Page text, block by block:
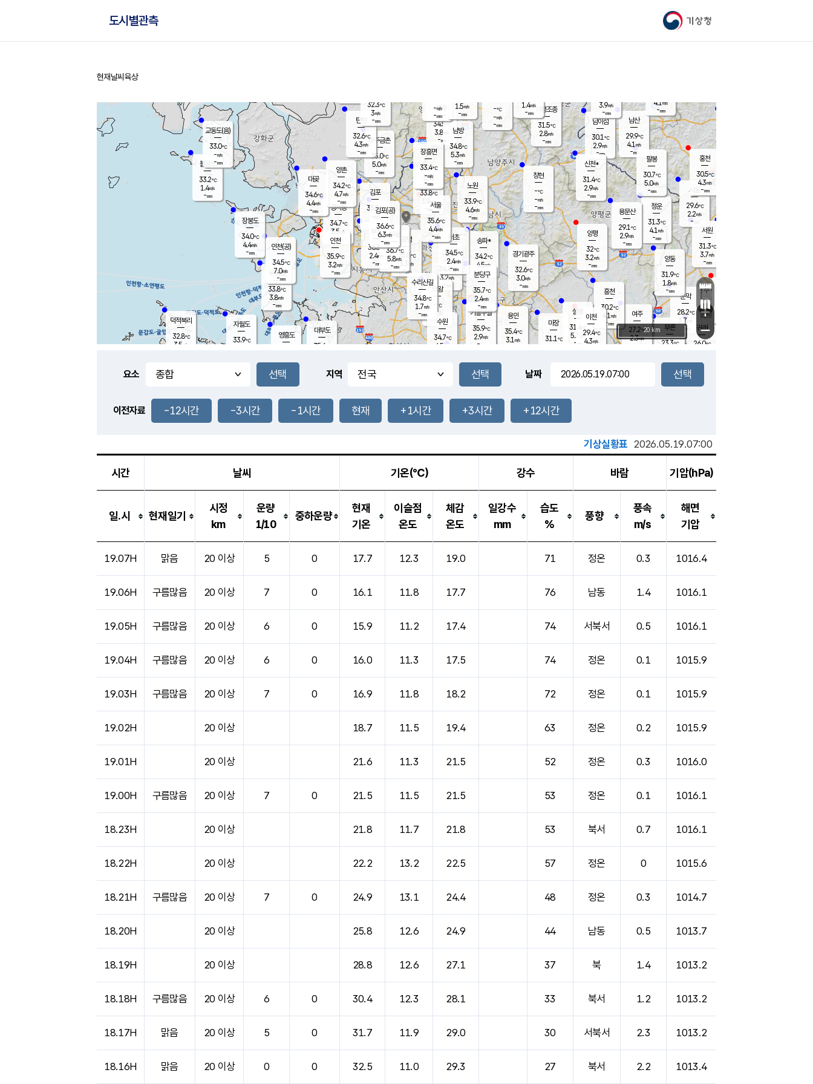
기상청
도시별관측
홈
현재날씨 육상
풍도
4.4m/s
문막
28.2℃
3.7m/s
mm
남이섬
30.1℃
2.9m/s
-mm
무의도
33.8℃
3.8m/s
-mm
영흥도
볼음도
33.2℃
1.4m/s
-mm
자월도
33.9℃
양주
34.5℃
3.8
-mm
부론
23.3℃
과천
34.4℃
3.2m/s
- mm
남산
29.9℃
4.1 m/s
-mm
장봉도
34.0℃
4.4m/s
-mm
-mm
청운
31.3℃
4.1 m/s
-mm
팔봉
30.7℃
5.0m/s
-mm
-mm
용인
35.4℃
3.1 m/s
여주
27.2℃
2.3m/s
양동
31.9℃
1.8m/s
-mm
경기광주
32.6℃
3.0m/s
-mm
장호원
3.9m/s
-mm
34.3
℃
대부도
35.6
-
경서동
34.7℃
3.5 m/s
-mm
파주금촌
35.0℃
5.0m/s
-mm
가평조종
31.5℃
2.8m/s
-mm
-℃
-m/s
-mm
대곶
34.6℃
4.4m/s
-mm
신천*
31.4℃
2.9m/s
-mm
창현
-℃
-m/s
-mm
탄현
32.6℃
4.3m/s
-mm
1.4m/s
-mm
34.6℃
2.5m/s
-mm
흥천
30.2℃
4.1 m/s
-mm
마장
31.1℃
의왕
- ℃
m/s
mm
김포
35.5℃
-m/s
mm
설봉
31.4℃
5.7 m/s
- mm
광명
35.8 ℃
3.3 m/s
-mm
부천
36.3℃
2.4m/s
-mm
-mm
양촌
34.2℃
4.7m/s
-mm
구로
36.7℃
5.8m/s
-mm
은평
33.8℃
3.9 m/s
- mm
노원
33.9℃
4.6m/s
-mm
송파*
34.2℃
4.5m/s
-mm
서초
34.5℃
2.4m/s
-mm
남방
34.8℃
5.3m/s
-mm
기흥구갈
35.9℃
2.9m/s
-
수리산길
34.8℃
1.7m/s
-mm
분당구
35.7℃
2.4m/s
-mm
장흥면
33.4℃
-m/s
-mm
-m/s
-mm
시동
29.6℃
2.2m/s
- mm
귀래
26.0℃
서원
31.3℃
3.7m/s
-mm
용문산
29.1℃
2.9m/s
-mm
덕적북리
32.8℃
3.5 m/s
인천(공)
34.5℃
7.0m/s
-mm
김포(공)
36.6℃
6.3m/s
-mm
교동도(음)
33.0℃
-m/s
-mm
홍천
30.5℃
4.3m/s
-mm
이천
29.4℃
4.3m/s
양평
32℃
3.2m/s
-mm
수원
34.7℃
4.5 m/s
인천
35.9℃
3.2m/s
-mm
서울
35.6℃
4.4m/s
-mm
4.1 m/s
-mm
32.3℃
3m/s
-mm
1.5m/s
-mm
+
−
20 km
요소 지역 날짜
이전자료 -12시간 -3시간 -1시간 현재 +1시간 +3시간 +12시간
기상실황표 2026.05.19.07:00
시간 날씨 기온(℃) 강수 바람 기압(hPa)
일.시 현재일기
시정
km
운량
1/10
중하운량
현재
기온
이슬점
온도
체감
온도
일강수
mm
습도
%
풍향
풍속
m/s
해면
기압
19.07H 맑음 20 이상 5 0 17.7 12.3 19.0 71 정온 0.3 1016.4
19.06H 구름많음 20 이상 7 0 16.1 11.8 17.7 76 남동 1.4 1016.1
19.05H 구름많음 20 이상 6 0 15.9 11.2 17.4 74 서북서 0.5 1016.1
19.04H 구름많음 20 이상 6 0 16.0 11.3 17.5 74 정온 0.1 1015.9
19.03H 구름많음 20 이상 7 0 16.9 11.8 18.2 72 정온 0.1 1015.9
19.02H 20 이상 18.7 11.5 19.4 63 정온 0.2 1015.9
19.01H 20 이상 21.6 11.3 21.5 52 정온 0.3 1016.0
19.00H 구름많음 20 이상 7 0 21.5 11.5 21.5 53 정온 0.1 1016.1
18.23H 20 이상 21.8 11.7 21.8 53 북서 0.7 1016.1
18.22H 20 이상 22.2 13.2 22.5 57 정온 0 1015.6
18.21H 구름많음 20 이상 7 0 24.9 13.1 24.4 48 정온 0.3 1014.7
18.20H 20 이상 25.8 12.6 24.9 44 남동 0.5 1013.7
18.19H 20 이상 28.8 12.6 27.1 37 북 1.4 1013.2
18.18H 구름많음 20 이상 6 0 30.4 12.3 28.1 33 북서 1.2 1013.2
18.17H 맑음 20 이상 5 0 31.7 11.9 29.0 30 서북서 2.3 1013.2
18.16H 맑음 20 이상 0 0 32.5 11.0 29.3 27 북서 2.2 1013.4